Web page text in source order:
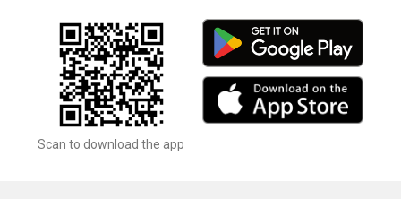
Scan to download the app